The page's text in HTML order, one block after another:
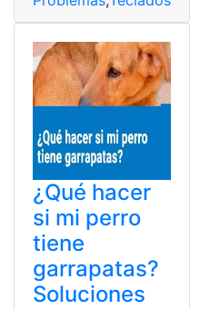
¿Qué hacer
si mi perro
tiene
garrapatas?
Soluciones